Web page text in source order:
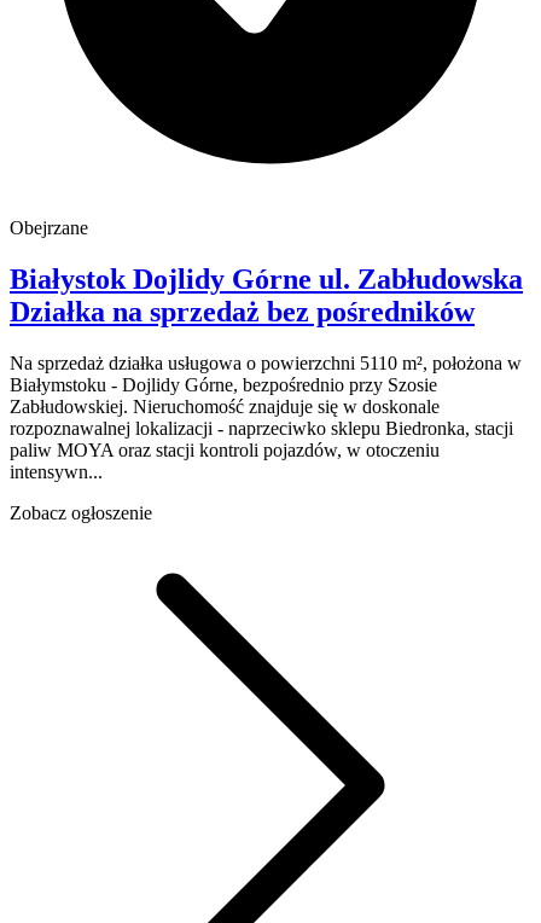
Obejrzane
Białystok Dojlidy Górne ul. Zabłudowska
Działka na sprzedaż bez pośredników
Na sprzedaż działka usługowa o powierzchni 5110 m², położona w
Białymstoku - Dojlidy Górne, bezpośrednio przy Szosie
Zabłudowskiej. Nieruchomość znajduje się w doskonale
rozpoznawalnej lokalizacji - naprzeciwko sklepu Biedronka, stacji
paliw MOYA oraz stacji kontroli pojazdów, w otoczeniu
intensywn...
Zobacz ogłoszenie